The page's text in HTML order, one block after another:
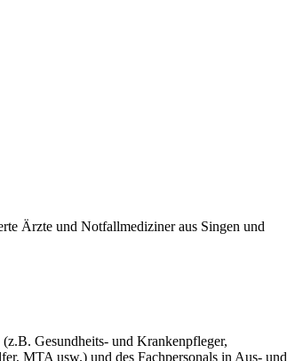
Ärzte und Notfallmediziner aus Singen und
Gesundheits- und Krankenpfleger,
MTA usw.) und des Fachpersonals in Aus- und